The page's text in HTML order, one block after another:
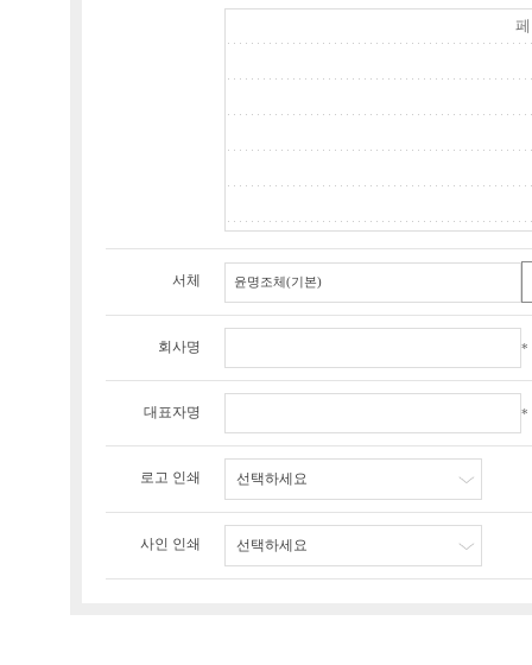
서체
회사명 *
대표자명 *
로고 인쇄 선택하세요
사인 인쇄 선택하세요